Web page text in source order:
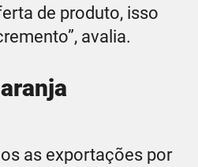
de produto, isso
avalia.
as exportações por